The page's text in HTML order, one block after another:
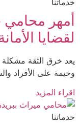
محامي
الأمانة
خرق الثقة مشكلة
على الأفراد
المزيد